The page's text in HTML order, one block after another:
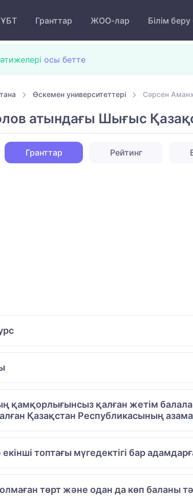
ҰБТ Гранттар ЖОО-лар Білім
осы бетте
Өскемен университеттері Сәрсен
атындағы Шығыс
Гранттар Рейтинг
қамқорлығынсыз қалған жетім
Қазақстан Республикасының
топтағы мүгедектігі бар
төрт және одан да көп баланы